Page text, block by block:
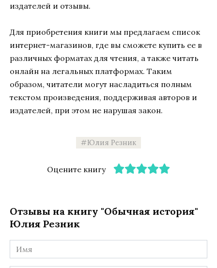
издателей и отзывы.
Для приобретения книги мы предлагаем список
интернет-магазинов, где вы сможете купить ее в
различных форматах для чтения, а также читать
онлайн на легальных платформах. Таким
образом, читатели могут насладиться полным
текстом произведения, поддерживая авторов и
издателей, при этом не нарушая закон.
Юлия Резник
Оцените книгу
Отзывы на книгу "Обычная история"
Юлия Резник
Имя
*